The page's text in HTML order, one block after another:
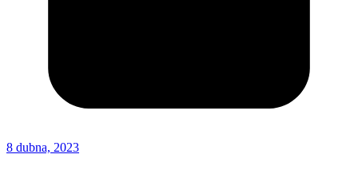
8 dubna, 2023